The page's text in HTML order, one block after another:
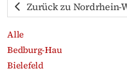
Zurück zu Nordrhein-
Alle
Bedburg-Hau
Bielefeld